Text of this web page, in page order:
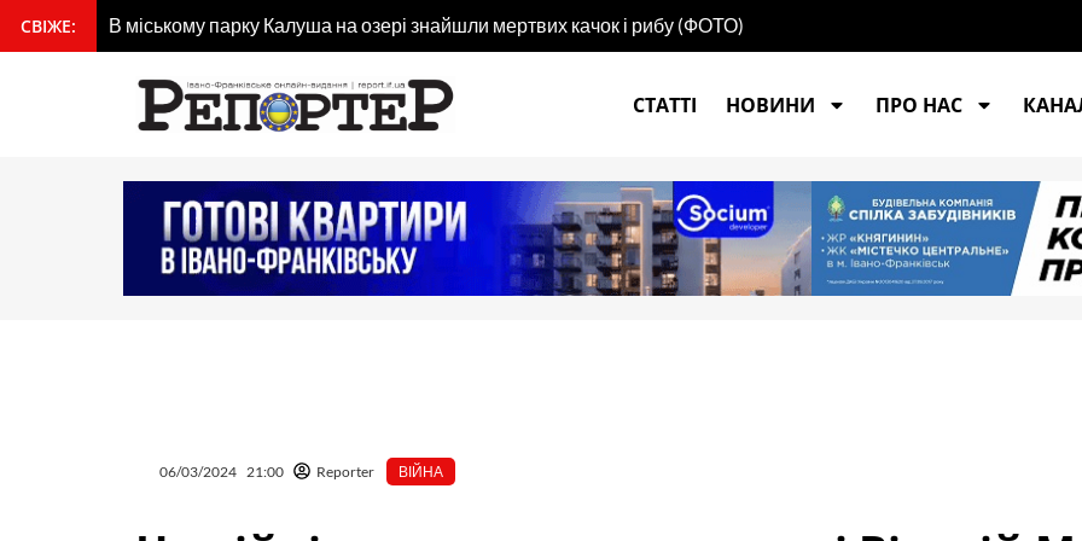
вмісту
СВІЖЕ: В міському парку Калуша на озері знайшли мертвих качок і рибу (ФОТО)
СТАТТІ
НОВИНИ ПРО НАС
06/03/2024 21:00 Reporter ВІЙНА